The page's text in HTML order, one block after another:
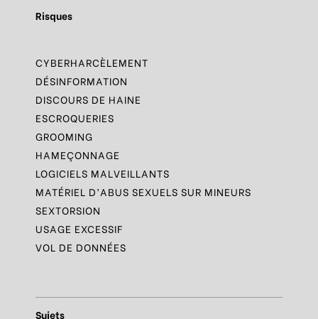
Risques
CYBERHARCÈLEMENT
DÉSINFORMATION
DISCOURS DE HAINE
ESCROQUERIES
GROOMING
HAMEÇONNAGE
LOGICIELS MALVEILLANTS
MATÉRIEL D’ABUS SEXUELS SUR MINEURS
SEXTORSION
USAGE EXCESSIF
VOL DE DONNÉES
Sujets